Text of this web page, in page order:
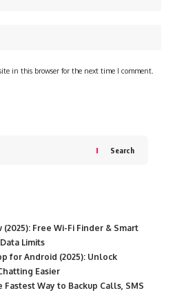
in this browser for the next time I comment.
Search
Free Wi-Fi Finder & Smart
Limits
for Android (2025): Unlock
Easier
Fastest Way to Backup Calls, SMS